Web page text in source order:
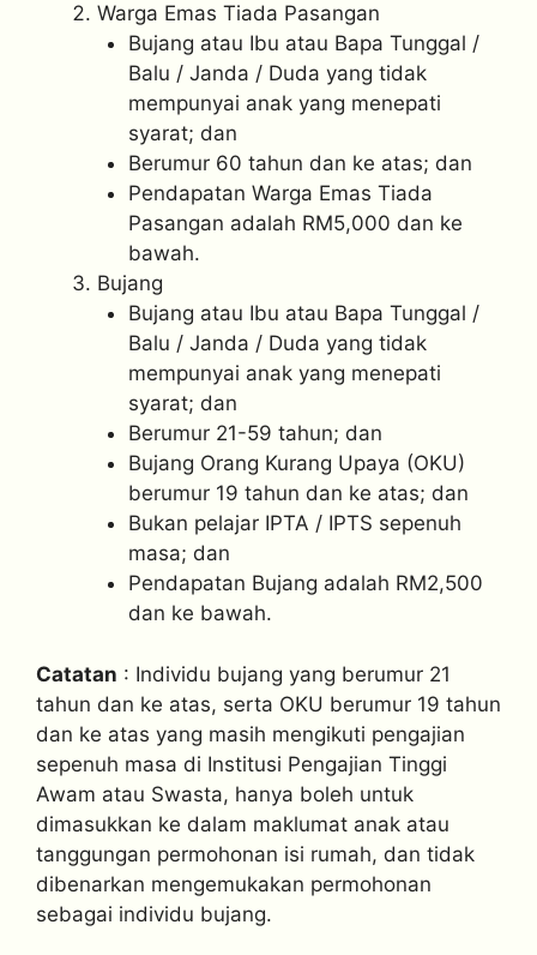
Warga Emas Tiada Pasangan
Bujang atau Ibu atau Bapa Tunggal /
Balu / Janda / Duda yang tidak
mempunyai anak yang menepati
syarat; dan
Berumur 60 tahun dan ke atas; dan
Pendapatan Warga Emas Tiada
Pasangan adalah RM5,000 dan ke
bawah.
Bujang
Bujang atau Ibu atau Bapa Tunggal /
Balu / Janda / Duda yang tidak
mempunyai anak yang menepati
syarat; dan
Berumur 21-59 tahun; dan
Bujang Orang Kurang Upaya (OKU)
berumur 19 tahun dan ke atas; dan
Bukan pelajar IPTA / IPTS sepenuh
masa; dan
Pendapatan Bujang adalah RM2,500
dan ke bawah.
Catatan : Individu bujang yang berumur 21
tahun dan ke atas, serta OKU berumur 19 tahun
dan ke atas yang masih mengikuti pengajian
sepenuh masa di Institusi Pengajian Tinggi
Awam atau Swasta, hanya boleh untuk
dimasukkan ke dalam maklumat anak atau
tanggungan permohonan isi rumah, dan tidak
dibenarkan mengemukakan permohonan
sebagai individu bujang.